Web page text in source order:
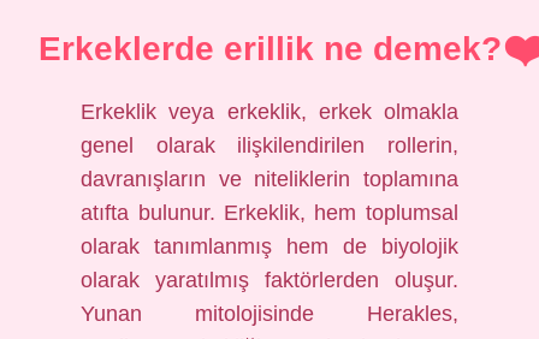
Erkeklerde erillik ne demek?
Erkeklik veya erkeklik, erkek olmakla
genel olarak ilişkilendirilen rollerin,
davranışların ve niteliklerin toplamına
atıfta bulunur. Erkeklik, hem toplumsal
olarak tanımlanmış hem de biyolojik
olarak yaratılmış faktörlerden oluşur.
Yunan mitolojisinde Herakles,